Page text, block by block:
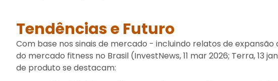
Tendências e Futuro
Com base nos sinais de mercado - incluindo relatos de
do mercado fitness no Brasil (InvestNews, 11 mar 2026; Terra, 13
de produto se destacam: